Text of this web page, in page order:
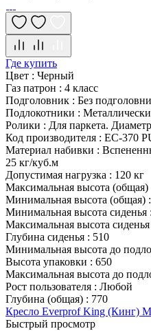
Где купить
Цвет : Черный
Газ патрон : 4 класс
Подголовник : Без
Подлокотники :
Ролики : Для паркета.
Код производителя : EC-370
Материал набивки :
25 кг/куб.м
Допустимая нагрузка : 120 кг
Максимальная высота (общая)
Минимальная высота (общая) :
Минимальная высота сиденья :
Максимальная высота сиденья
Глубина сиденья : 510
Минимальная высота до
Высота упаковки : 650
Максимальная высота до
Рост пользователя : Любой
Глубина (общая) : 770
Кресло Everprof King (Кинг)
Быстрый просмотр